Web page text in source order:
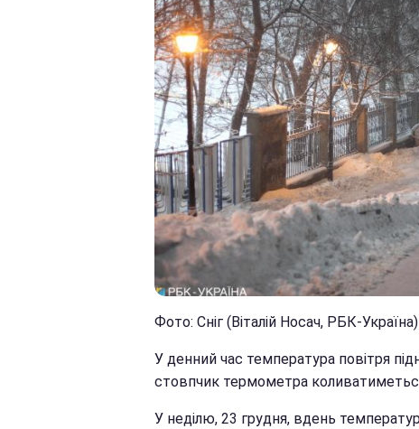
Фото: Сніг (Віталій Носач, РБК-Україна)
У денний час температура повітря
стовпчик термометра
У неділю, 23 грудня, вдень